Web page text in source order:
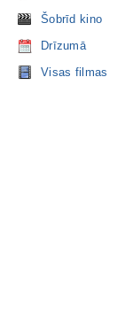
Šobrīd kino
Drīzumā
Visas filmas